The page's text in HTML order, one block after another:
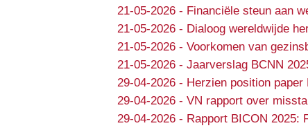
21-05-2026- Financiële steun aan
21-05-2026- Dialoog wereldwijde
21-05-2026- Voorkomen van
21-05-2026- Jaarverslag BCNN
29-04-2026- Herzien position
29-04-2026- VN rapport over
29-04-2026- Rapport BICON 2025: